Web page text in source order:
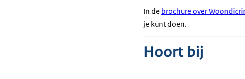
In de brochure over
je kunt doen.
Hoort bij